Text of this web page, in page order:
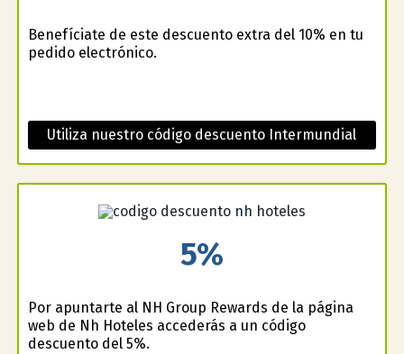
Benefíciate de este descuento extra del 10% en tu
pedido electrónico.
Utiliza nuestro código descuento Intermundial
5%
Por apuntarte al NH Group Rewards de la página
web de Nh Hoteles accederás a un código
descuento del 5%.